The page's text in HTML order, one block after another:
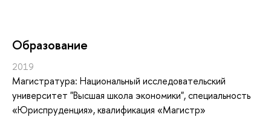
Oбразование
2019
Магистратура: Национальный исследовательский
университет "Высшая школа экономики", специальность
«Юриспруденция», квалификация «Магистр»